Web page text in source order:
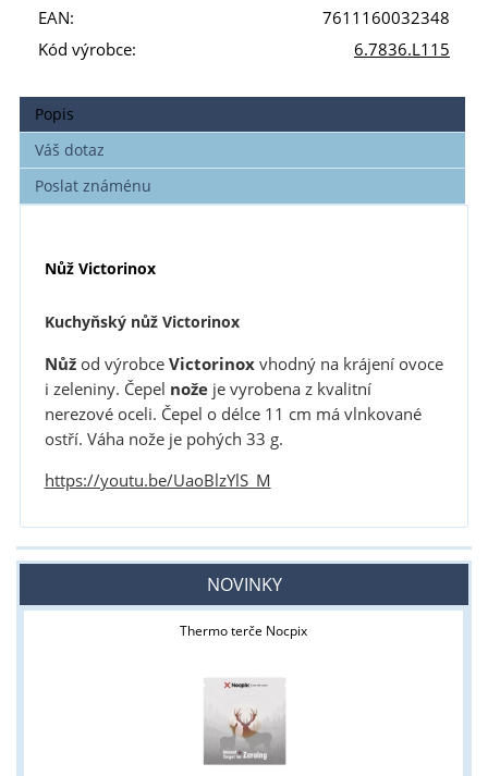
EAN:
7611160032348
Kód výrobce:
6.7836.L115
Popis
Váš dotaz
Poslat známénu
Nůž Victorinox
Kuchyňský nůž Victorinox
Nůžod výrobceVictorinoxvhodný na krájení ovoce
i zeleniny. Čepel nožeje vyrobena z kvalitní
nerezové oceli. Čepel o délce 11 cm má vlnkované
ostří. Váha nože je pohých 33 g.
https://youtu.be/UaoBlzYlS_M
NOVINKY
Thermo terče Nocpix